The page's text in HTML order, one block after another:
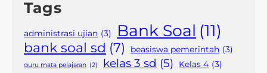
Tags
administrasi ujian (3) Bank Soal (11)
bank soal sd (7) beasiswa pemerintah (3)
guru mata pelajaran (2) kelas 3 sd (5) Kelas 4 (3)